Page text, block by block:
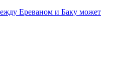
Ереваном и Баку может